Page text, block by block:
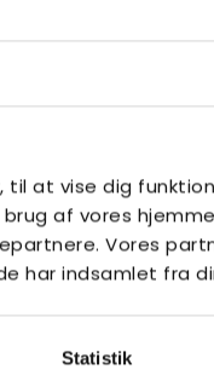
til at vise dig
af vores
Vores
har indsamlet fra
Statistik
for intense
og bevare
forhold
med at
i
opsøge
og